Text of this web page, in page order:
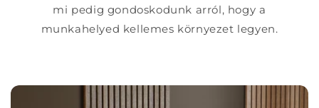
mi pedig gondoskodunk arról, hogy a
munkahelyed kellemes környezet legyen.